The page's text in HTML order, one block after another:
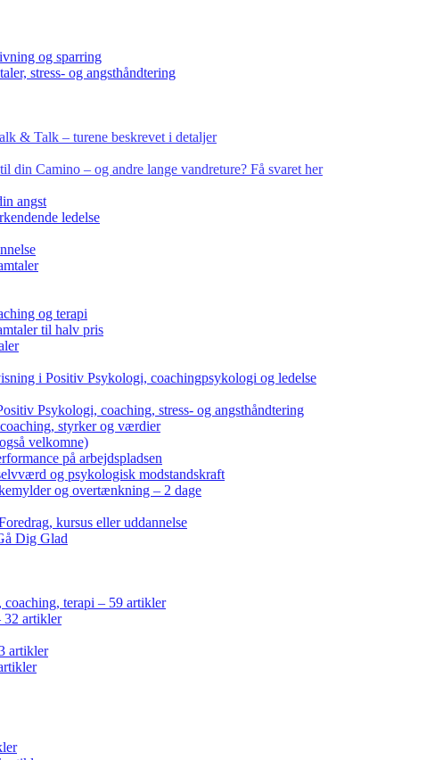
og sparring
stress- og angsthåndtering
& Talk – turene beskrevet i detaljer
din Camino – og andre lange vandreture? Få svaret her
angst
ledelse
og terapi
til halv pris
i Positiv Psykologi, coachingpsykologi og ledelse
Psykologi, coaching, stress- og angsthåndtering
styrker og værdier
velkomne)
på arbejdspladsen
og psykologisk modstandskraft
og overtænkning – 2 dage
kursus eller uddannelse
Dig Glad
terapi – 59 artikler
32 artikler
artikler